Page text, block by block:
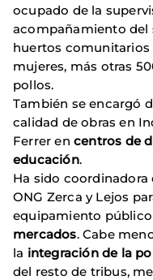
ocupado de la
acompañamiento del
huertos comunitarios
mujeres, más otras
pollos.
También se encargó
calidad de obras en
Ferrer en centros de
educación.
Ha sido coordinadora
ONG Zerca y Lejos
equipamiento
mercados. Cabe
la integración de la
del resto de tribus,